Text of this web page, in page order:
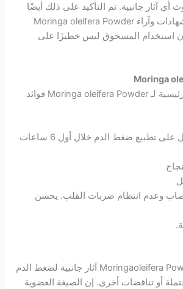
آثار جانبية. تم التأكيد على ذلك أيضًا
من قبل العملاء في شهادات وآراء Moringa oleifera Powder
استخدام المسحوق ليس خطيرًا على
فيما يلي التأثيرات الرئيسية لـ Moringa oleifera Powder فوائد
سريع المفعول – يعمل على تطبيع ضغط الدم خلال أول 6 ساعات
وعدم انتظام ضربات القلب. يحسن
لا يشير مسحوق Moringaoleifera Powder آثار جانبية لضغط الدم
أو تناقضات أخرى. إن الصيغة العضوية